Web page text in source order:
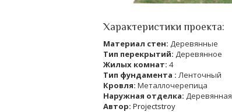
Характеристики проекта:
Материал стен: Деревянные
Тип перекрытий: Деревянное
Жилых комнат: 4
Тип фундамента : Ленточный
Кровля: Металлочерепица
Наружная отделка: Деревянная
Автор: Projectstroy